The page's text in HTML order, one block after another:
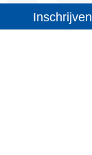
Inschrijven